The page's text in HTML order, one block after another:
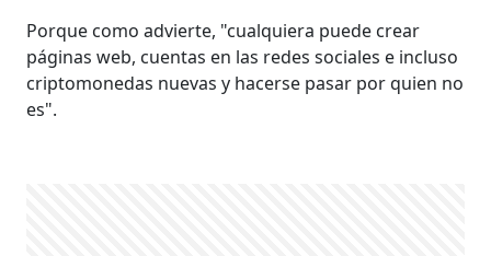
Porque como advierte, "cualquiera puede crear
páginas web, cuentas en las redes sociales e incluso
criptomonedas nuevas y hacerse pasar por quien no
es".